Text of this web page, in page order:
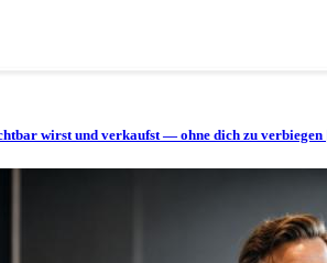
wirst und verkaufst — ohne dich zu verbiegen